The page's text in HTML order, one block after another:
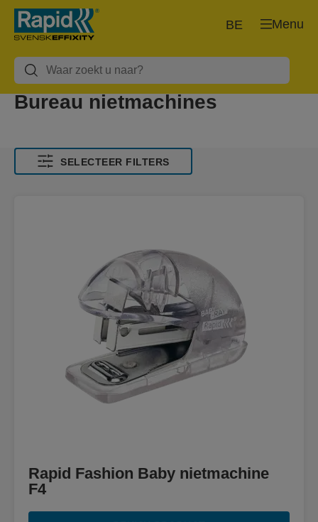
Menu
BE
Bureau nietmachines
SELECTEER FILTERS
Rapid Fashion Baby nietmachine
F4